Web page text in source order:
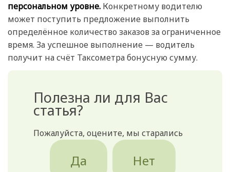
персональном уровне. Конкретному водителю
может поступить предложение выполнить
определённое количество заказов за ограниченное
время. За успешное выполнение — водитель
получит на счёт Таксометра бонусную сумму.
Полезна ли для Вас
статья?
Пожалуйста, оцените, мы старались
Да Нет